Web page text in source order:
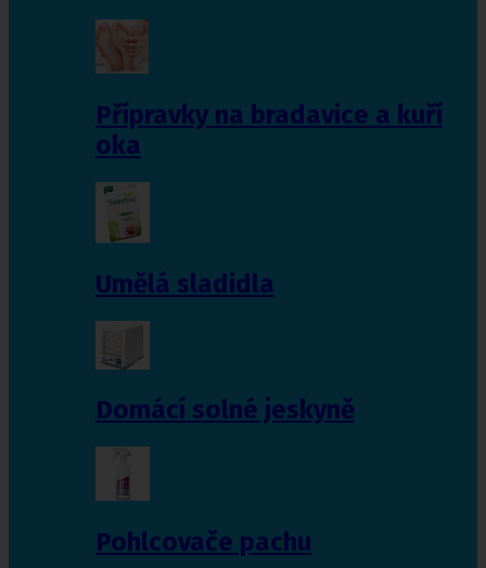
Přípravky na bradavice a kuří
oka
Umělá sladidla
Domácí solné jeskyně
Pohlcovače pachu